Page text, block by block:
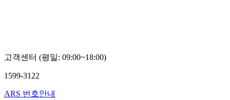
고객센터 (평일: 09:00~18:00)
1599-3122
ARS 번호안내